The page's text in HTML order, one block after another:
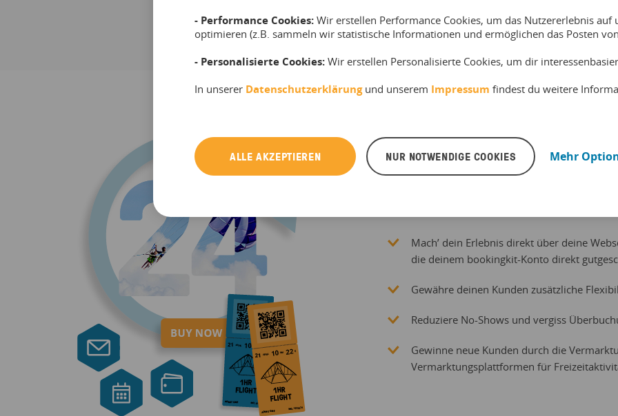
Erziele höhere Umsätze
Gewinne mehr
Mach’ dein Erlebnis direkt über deine
die deinem bookingkit-Konto direkt
Gewähre deinen Kunden zusätzliche
Reduziere No-Shows und vergiss
Gewinne neue Kunden durch die
Vermarktungsplattformen für
- Performance Cookies: Wir erstellen Performance Cookies, um das Nutzererlebnis auf
optimieren (z.B. sammeln wir statistische Informationen und ermöglichen das Posten
- Personalisierte Cookies: Wir erstellen Personalisierte Cookies, um dir
In unserer Datenschutzerklärungund unserem Impressum findest du weitere
ALLE AKZEPTIEREN NUR NOTWENDIGE COOKIES Mehr